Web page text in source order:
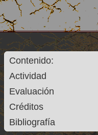
Contenido:
Actividad
Evaluación
Créditos
Bibliografía